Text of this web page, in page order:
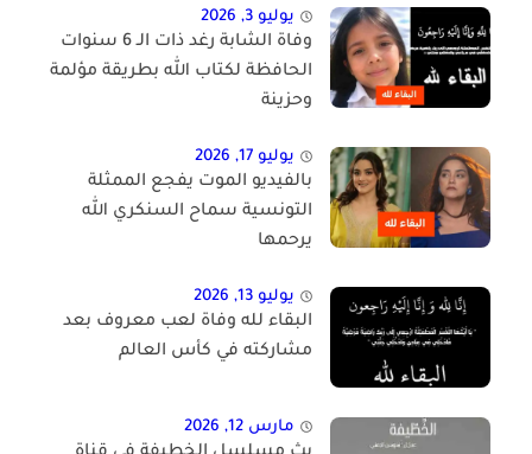
يوليو 3, 2026
وفاة الشابة رغد ذات الـ 6 سنوات
الحافظة لكتاب الله بطريقة مؤلمة
وحزينة
يوليو 17, 2026
بالفيديو الموت يفجع الممثلة
التونسية سماح السنكري الله
يرحمها
يوليو 13, 2026
البقاء لله وفاة لعب معروف بعد
مشاركته في كأس العالم
مارس 12, 2026